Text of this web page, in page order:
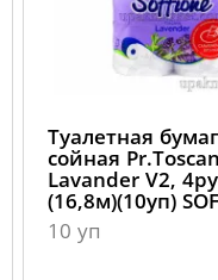
Туалетная
сойная
Lavander V2,
(16,8м)(10уп)
10 уп